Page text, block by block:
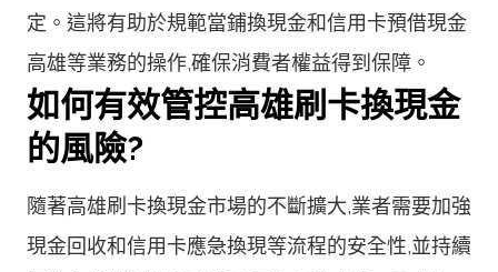
定。這將有助於規範當鋪換現金和信用卡預借現金
高雄等業務的操作,確保消費者權益得到保障。
如何有效管控高雄刷卡換現金
的風險?
隨著高雄刷卡換現金市場的不斷擴大,業者需要加強
現金回收和信用卡應急換現等流程的安全性,並持續